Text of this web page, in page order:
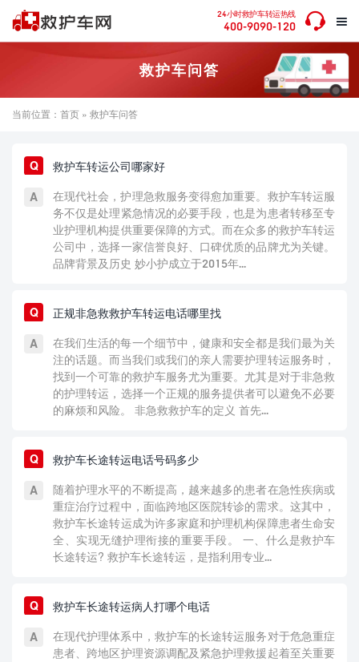

24小时救护车转运热线
400-9090-120 
救护车问答
当前位置： 首页 » 救护车问答
救护车转运公司哪家好
在现代社会，护理急救服务变得愈加重要。救护车转运服
务不仅是处理紧急情况的必要手段，也是为患者转移至专
业护理机构提供重要保障的方式。而在众多的救护车转运
公司中，选择一家信誉良好、口碑优质的品牌尤为关键。
品牌背景及历史 妙小护成立于2015年...
正规非急救救护车转运电话哪里找
在我们生活的每一个细节中，健康和安全都是我们最为关
注的话题。而当我们或我们的亲人需要护理转运服务时，
找到一个可靠的救护车服务尤为重要。尤其是对于非急救
的护理转运，选择一个正规的服务提供者可以避免不必要
的麻烦和风险。 非急救救护车的定义 首先...
救护车长途转运电话号码多少
随着护理水平的不断提高，越来越多的患者在急性疾病或
重症治疗过程中，面临跨地区医院转诊的需求。这其中，
救护车长途转运成为许多家庭和护理机构保障患者生命安
全、实现无缝护理衔接的重要手段。 一、什么是救护车
长途转运? 救护车长途转运，是指利用专业...
救护车长途转运病人打哪个电话
在现代护理体系中，救护车的长途转运服务对于危急重症
患者、跨地区护理资源调配及紧急护理救援起着至关重要